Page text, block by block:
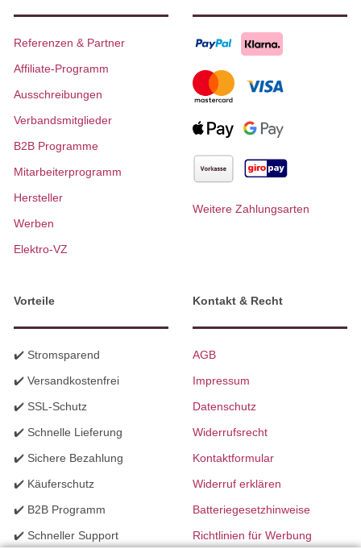
Referenzen & Partner
Affiliate-Programm
Ausschreibungen
Verbandsmitglieder
B2B Programme
Mitarbeiterprogramm
Hersteller
Werben
Elektro-VZ
Weitere Zahlungsarten
Vorteile
✔️ Stromsparend
✔️ Versandkostenfrei
✔️ SSL-Schutz
✔️ Schnelle Lieferung
✔️ Sichere Bezahlung
✔️ Käuferschutz
✔️ B2B Programm
✔️ Schneller Support
Kontakt & Recht
AGB
Impressum
Datenschutz
Widerrufsrecht
Kontaktformular
Widerruf erklären
Batteriegesetzhinweise
Richtlinien für Werbung